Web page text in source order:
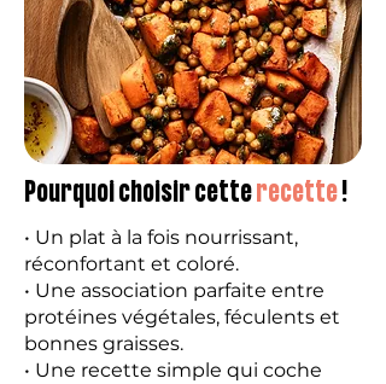
Pourquoi choisir cetterecette!
• Un plat à la fois nourrissant,
réconfortant et coloré.
• Une association parfaite entre
protéines végétales, féculents et
bonnes graisses.
• Une recette simple qui coche